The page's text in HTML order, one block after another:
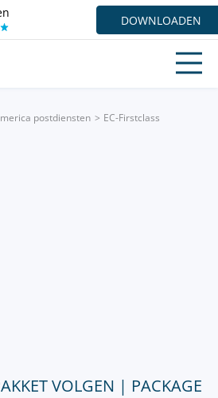
DOWNLOADEN
postdiensten EC-Firstclass
VOLGEN | PACKAGE